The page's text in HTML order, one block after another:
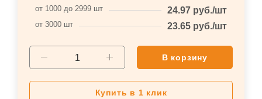
от 1000 до 2999 шт 24.97 руб./шт
от 3000 шт 23.65 руб./шт
В корзину
Купить в 1 клик